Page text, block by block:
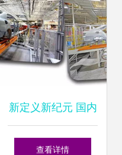
新定义新纪元 国内
首个定制化汽车科
查看详情